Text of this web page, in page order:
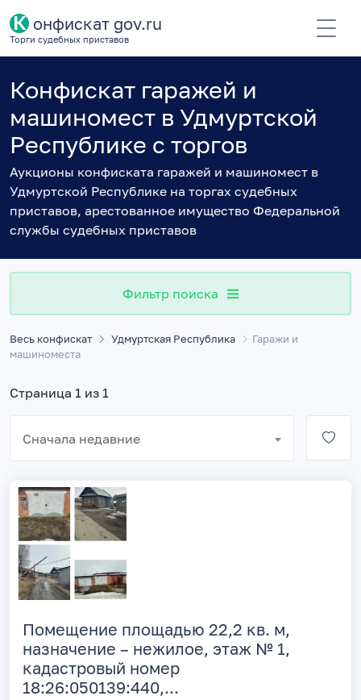
К онфискат gov.ru
Торги судебных приставов
Конфискат гаражей и
машиномест в Удмуртской
Республике с торгов
Аукционы конфиската гаражей и машиномест в
Удмуртской Республике на торгах судебных
приставов, арестованное имущество Федеральной
службы судебных приставов
Фильтр поиска
Весь конфискат Удмуртская Республика
Гаражи и
машиноместа
Страница 1 из 1
Сначала недавние
Помещение площадью 22,2 кв. м,
назначение – нежилое, этаж № 1,
кадастровый номер
18:26:050139:440,...